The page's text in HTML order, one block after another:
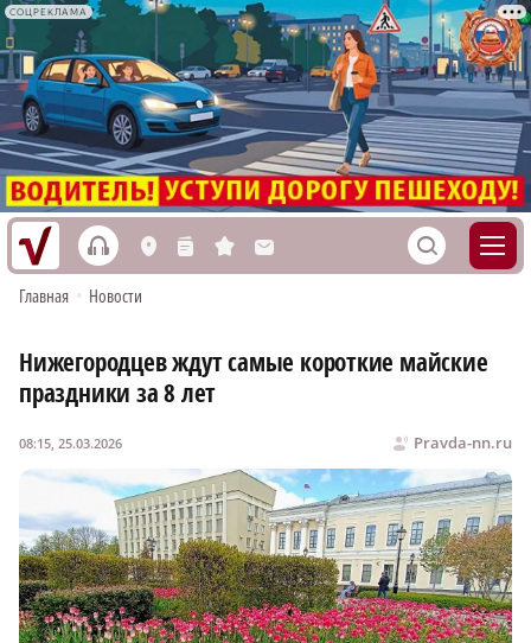
СОЦРЕКЛАМА
h L n s M S
Главная • Новости
Нижегородцев ждут самые короткие майские
праздники за 8 лет
Pravda-nn.ru
08:15, 25.03.2026